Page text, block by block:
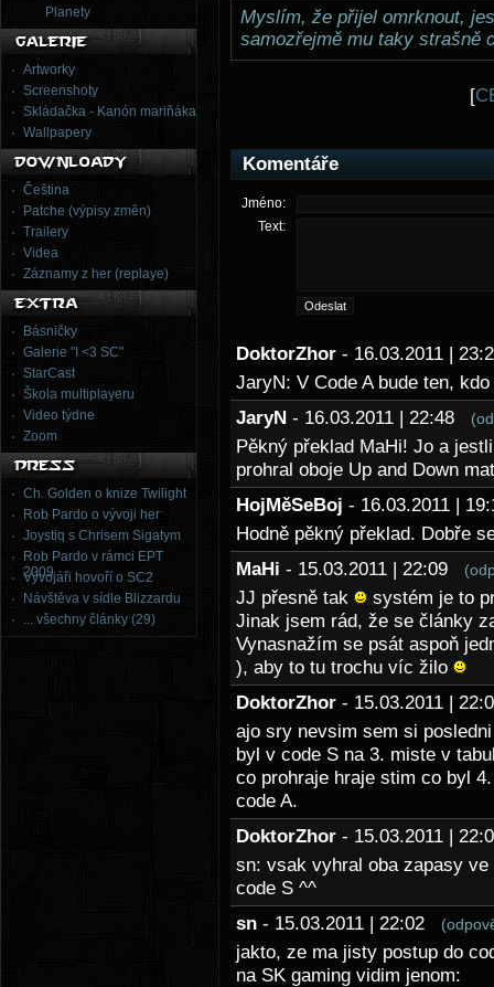
Planety
Artworky
Screenshoty
Skládačka - Kanón mariňáka
Wallpapery
Čeština
Patche (výpisy změn)
Trailery
Videa
Záznamy z her (replaye)
Básničky
Galerie "I <3 SC"
StarCast
Škola multiplayeru
Video týdne
Zoom
Ch. Golden o knize Twilight
Rob Pardo o vývoji her
Joystiq s Chrisem Sigatym
Rob Pardo v rámci EPT
2009
Vývojáři hovoří o SC2
Návštěva v sídle Blizzardu
... všechny články (29)
Myslím, že přijel omrknout,
samozřejmě mu taky strašně
[
Komentáře
Jméno:
Text:
DoktorZhor - 16.03.2011 |
JaryN: V Code A bude ten,
JaryN - 16.03.2011 | 22:48
Pěkný překlad MaHi! Jo a
prohral oboje Up and Down
HojMěSeBoj - 16.03.2011 |
Hodně pěkný překlad. Dobře
MaHi - 15.03.2011 | 22:09
JJ přesně tak
systém je to
Jinak jsem rád, že se články
Vynasnažím se psát aspoň
), aby to tu trochu víc žilo
DoktorZhor - 15.03.2011 |
ajo sry nevsim sem si
byl v code S na 3. miste v
co prohraje hraje stim co byl
code A.
DoktorZhor - 15.03.2011 |
sn: vsak vyhral oba zapasy
code S ^^
sn - 15.03.2011 | 22:02
jakto, ze ma jisty postup do
na SK gaming vidim jenom: